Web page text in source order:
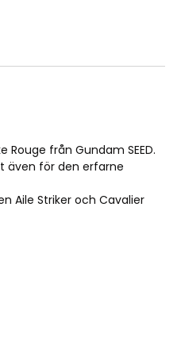
Rouge från Gundam SEED.
även för den erfarne
Aile Striker och Cavalier